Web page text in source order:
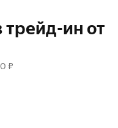
ин от
₽